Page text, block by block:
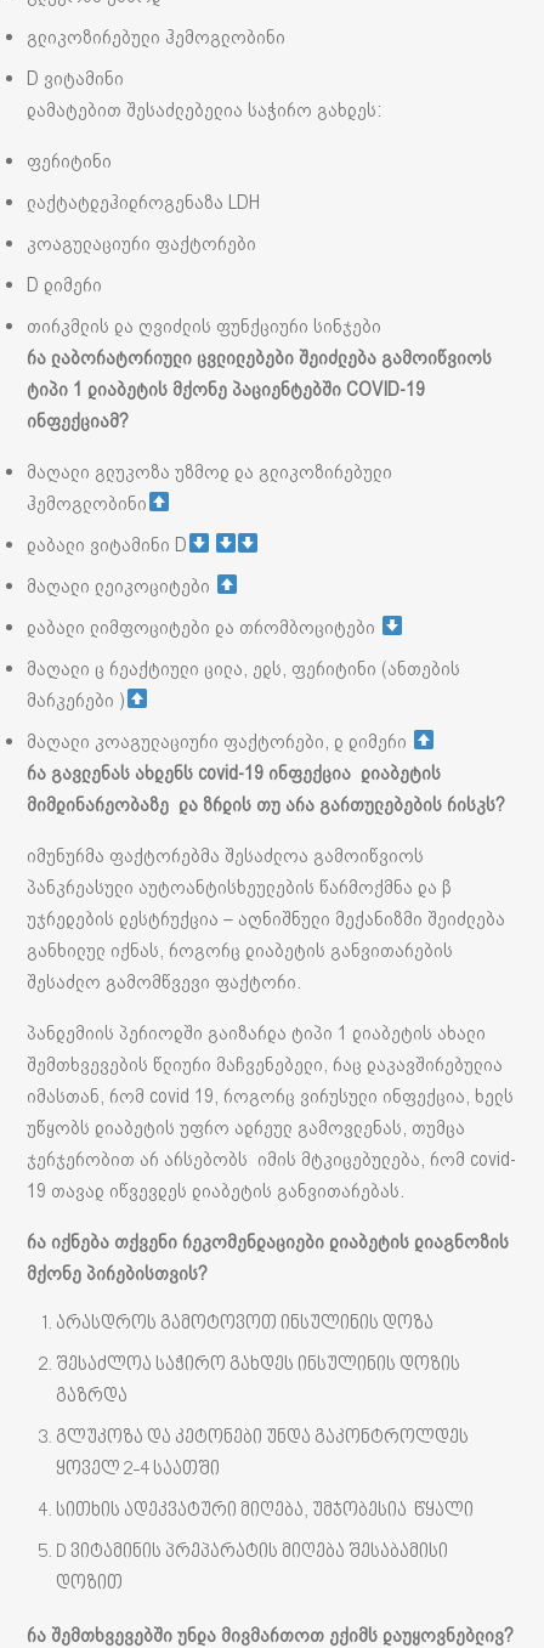
გლიკოზირებული ჰემოგლობინი
D ვიტამინი
დამატებით შესაძლებელია საჭირო გახდეს:
ფერიტინი
ლაქტატდეჰიდროგენაზა LDH
კოაგულაციური ფაქტორები
D დიმერი
თირკმლის და ღვიძლის ფუნქციური სინჯები
რა ლაბორატორიული ცვლილებები შეიძლება გამოიწვიოს
ტიპი 1 დიაბეტის მქონე პაციენტებში COVID-19
ინფექციამ?
მაღალი გლუკოზა უზმოდ და გლიკოზირებული
ჰემოგლობინი
დაბალი ვიტამინი D
მაღალი ლეიკოციტები
დაბალი ლიმფოციტები და თრომბოციტები
მაღალი ც რეაქტიული ცილა, ედს, ფერიტინი (ანთების
მარკერები )
მაღალი კოაგულაციური ფაქტორები, დ დიმერი
რა გავლენას ახდენს covid-19 ინფექცია დიაბეტის
მიმდინარეობაზე და ზრდის თუ არა გართულებების რისკს?
იმუნურმა ფაქტორებმა შესაძლოა გამოიწვიოს
პანკრეასული აუტოანტისხეულების წარმოქმნა და β
უჯრედების დესტრუქცია – აღნიშნული მექანიზმი შეიძლება
განხილულ იქნას, როგორც დიაბეტის განვითარების
შესაძლო გამომწვევი ფაქტორი.
პანდემიის პერიოდში გაიზარდა ტიპი 1 დიაბეტის ახალი
შემთხვევების წლიური მაჩვენებელი, რაც დაკავშირებულია
იმასთან, რომ covid 19, როგორც ვირუსული ინფექცია, ხელს
უწყობს დიაბეტის უფრო ადრეულ გამოვლენას, თუმცა
ჯერჯერობით არ არსებობს იმის მტკიცებულება, რომ covid-
19 თავად იწვევდეს დიაბეტის განვითარებას.
რა იქნება თქვენი რეკომენდაციები დიაბეტის დიაგნოზის
მქონე პირებისთვის?
არასდროს გამოტოვოთ ინსულინის დოზა
შესაძლოა საჭირო გახდეს ინსულინის დოზის
გაზრდა
გლუკოზა და კეტონები უნდა გაკონტროლდეს
ყოველ 2-4 საათში
სითხის ადეკვატური მიღება, უმჯობესია წყალი
D ვიტამინის პრეპარატის მიღება შესაბამისი
დოზით
რა შემთხვევებში უნდა მივმართოთ ექიმს დაუყოვნებლივ?